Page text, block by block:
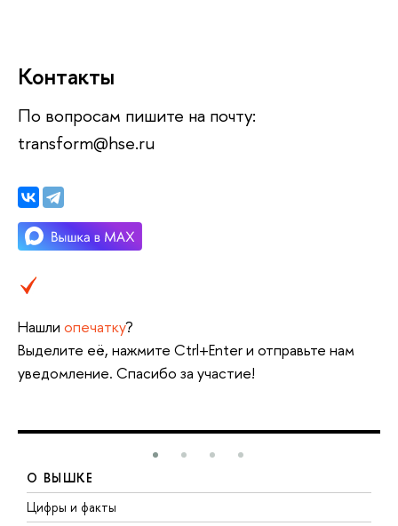
Контакты
По вопросам пишите на почту:
transform@hse.ru
Нашли опечатку?
Выделите её, нажмите Ctrl+Enter и отправьте нам
уведомление. Спасибо за участие!
О ВЫШКЕ
Цифры и факты